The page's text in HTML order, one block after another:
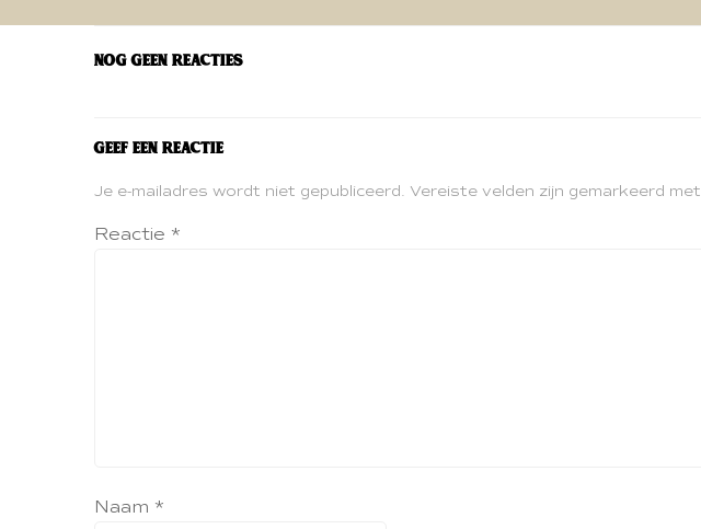
navigatie
Nog geen reacties
Geef een reactie
Je e-mailadres wordt niet gepubliceerd. Vereiste velden zijn gemarkeerd met
Reactie *
Naam *